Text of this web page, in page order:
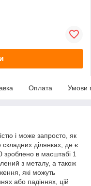
Оплата Умови
і може запросто, як
ділянках, де є
зроблено в масштабі 1
з металу, а також
які можуть
або падіннях, цій